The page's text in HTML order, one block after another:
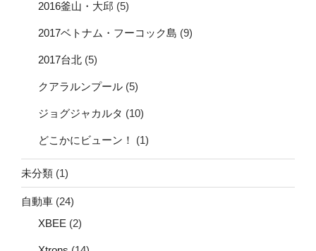
2016釜山・大邱 (5)
2017ベトナム・フーコック島 (9)
2017台北 (5)
クアラルンプール (5)
ジョグジャカルタ (10)
どこかにビューン！ (1)
未分類 (1)
自動車 (24)
XBEE (2)